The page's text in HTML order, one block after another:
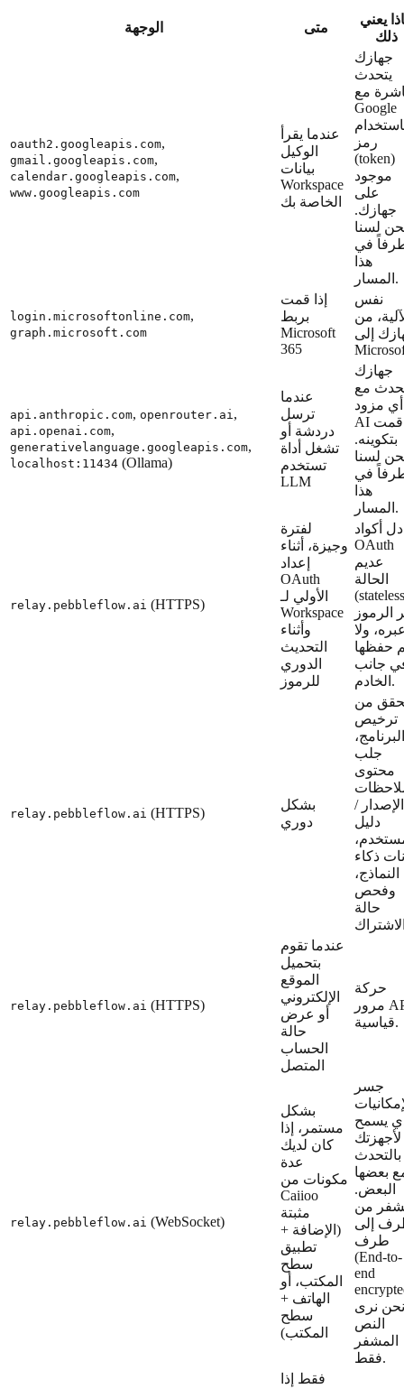
الوجهة متى
يعني
ذلك
oauth2.googleapis.com,
gmail.googleapis.com,
calendar.googleapis.com,
www.googleapis.com
عندما يقرأ
الوكيل
بيانات
Workspace
الخاصة بك
جهازك
يتحدث
مع
Google
رمز
(token)
موجود
على
جهازك.
لسنا
في
هذا
المسار.
login.microsoftonline.com,
graph.microsoft.com
إذا قمت
بربط
Microsoft
365
نفس
من
إلى
api.anthropic.com, openrouter.ai,
api.openai.com,
generativelanguage.googleapis.com,
localhost:11434 (Ollama)
عندما
ترسل
دردشة أو
تشغل أداة
تستخدم
LLM
جهازك
مع
أي مزود
AI قمت
بتكوينه.
لسنا
في
هذا
المسار.
relay.pebbleflow.ai (HTTPS)
لفترة
وجيزة، أثناء
إعداد
OAuth
الأولي لـ
Workspace
وأثناء
التحديث
الدوري
للرموز
أكواد
OAuth
عديم
الحالة
الرموز
ولا
حفظها
جانب
الخادم.
relay.pebbleflow.ai (HTTPS)
بشكل
دوري
من
ترخيص
البرنامج،
جلب
محتوى
الإصدار /
دليل
ذكاء
النماذج،
وفحص
حالة
relay.pebbleflow.ai (HTTPS)
عندما تقوم
بتحميل
الموقع
الإلكتروني
أو عرض
حالة
الحساب
المتصل
حركة
مرور API
قياسية.
relay.pebbleflow.ai (WebSocket)
بشكل
مستمر، إذا
كان لديك
عدة
مكونات من
Caiioo
مثبتة
(الإضافة +
تطبيق
سطح
المكتب، أو
الهاتف +
سطح
المكتب)
جسر
يسمح
لأجهزتك
بالتحدث
بعضها
البعض.
من
إلى
طرف
(End-to-
end
نحن نرى
النص
المشفر
فقط.
فقط إذا